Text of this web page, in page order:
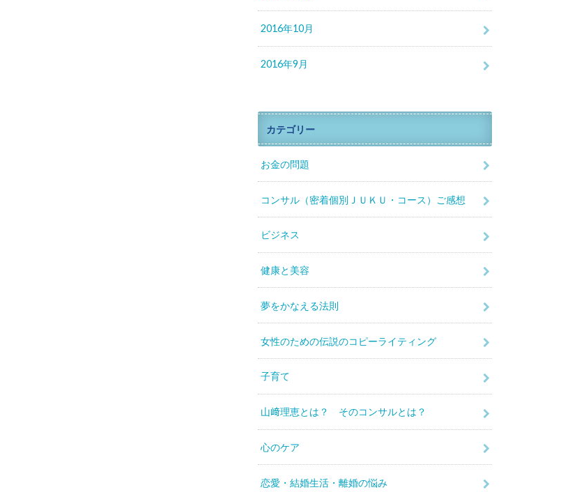
2016年10月
2016年9月
カテゴリー
お金の問題
コンサル（密着個別ＪＵＫＵ・コース）ご感想
ビジネス
健康と美容
夢をかなえる法則
女性のための伝説のコピーライティング
子育て
山﨑理恵とは？ そのコンサルとは？
心のケア
恋愛・結婚生活・離婚の悩み